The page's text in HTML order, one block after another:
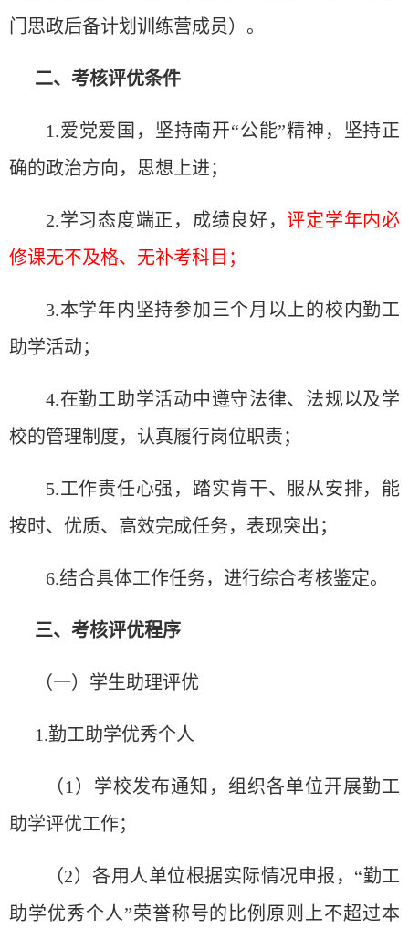
门思政后备计划训练营成员）。
二、考核评优条件
1.爱党爱 国， 坚持南开“公能”精神， 坚持正
确的政治方向，思想上进；
2.学习态度端正，成绩 良好，评定学年内必
修课无不及格、无补考科目；
3.本学年内 坚持参加三个月以上的校内勤工
助学活动；
4.在勤工助学活动中遵守法律、法规以及学
校的管理制度， 认真履行岗位职责；
5.工作责任心强 ，踏实肯干、服从安排，能
按时、 优质、高效完成任务，表现突出；
6.结合具体工作任务， 进行综合考核鉴定。
三、考核评优程序
（一）学生助理评优
1.勤工助学优秀个人
（1）学校发布通知， 组织各单位开展勤工
助学评优工作；
（2）各用人单位根据实际情况申报 ， “勤工
助学优秀个人”荣誉称号的比例原 则 上不超过本